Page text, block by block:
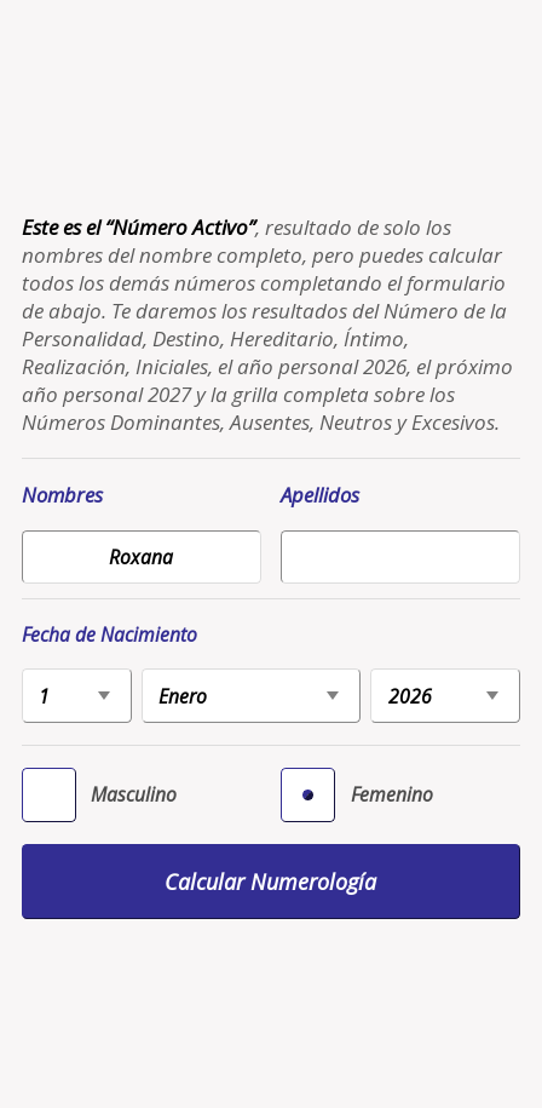
Este es el “Número Activo”, resultado de solo los
nombres del nombre completo, pero puedes calcular
todos los demás números completando el formulario
de abajo. Te daremos los resultados del Número de la
Personalidad, Destino, Hereditario, Íntimo,
Realización, Iniciales, el año personal 2026, el próximo
año personal 2027 y la grilla completa sobre los
Números Dominantes, Ausentes, Neutros y Excesivos.
Nombres Apellidos
Fecha de Nacimiento
Masculino Femenino